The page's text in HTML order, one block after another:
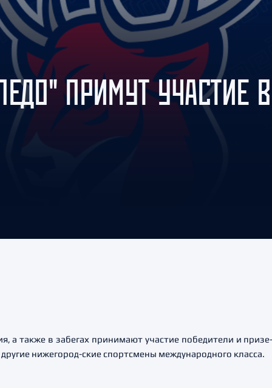
Амур
Барыс
Салават Юлаев
Сибирь
ПРИМУТ УЧАСТИЕ В
а также в забегах принимают участие победители и
нижегород-ские спортсмены международного класса.